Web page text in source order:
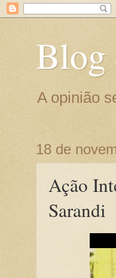
Blog
A opinião
18 de
Ação
Sarandi